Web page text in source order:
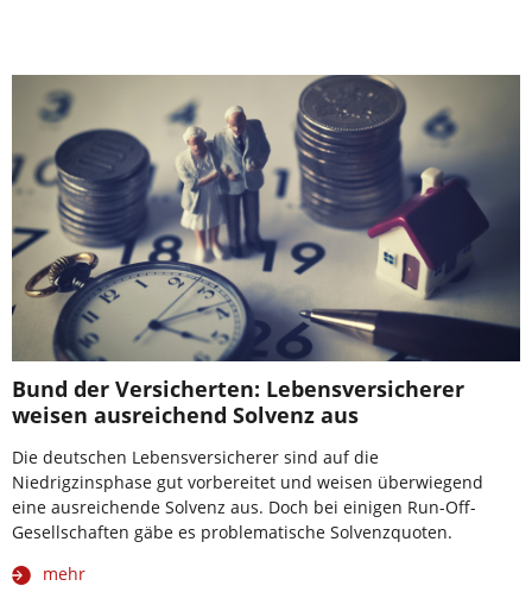
Bund der Versicherten: Lebensversicherer
weisen ausreichend Solvenz aus
Die deutschen Lebensversicherer sind auf die
Niedrigzinsphase gut vorbereitet und weisen überwiegend
eine ausreichende Solvenz aus. Doch bei einigen Run-Off-
Gesellschaften gäbe es problematische Solvenzquoten.
mehr